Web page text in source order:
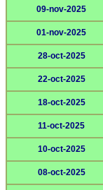
09-nov-2025
01-nov-2025
28-oct-2025
22-oct-2025
18-oct-2025
11-oct-2025
10-oct-2025
08-oct-2025